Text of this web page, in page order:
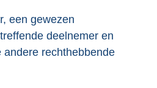
een gewezen
deelnemer en
rechthebbende